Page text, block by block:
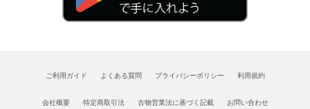
ご利用ガイド よくある質問 プライバシーポリシー 利用規約
会社概要 特定商取引法 古物営業法に基づく記載 お問い合わせ